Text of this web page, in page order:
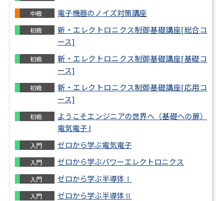
機械工学基礎
制御技術（油圧・
空圧・電気）
設計品質
システム
・高分子
中級 電子機器のノイズ対策講座
初級
新・エレクトロニクス制御基礎講座[総合コ
ース]
初級
新・エレクトロニクス制御基礎講座[基礎コ
ース]
初級
新・エレクトロニクス制御基礎講座[応用コ
ース]
初級
ようこそエンジニアの世界へ（基礎への扉）
電気電子 I
入門 ゼロから学ぶ電気電子
入門 ゼロから学ぶパワーエレクトロニクス
入門 ゼロから学ぶ半導体Ⅰ
入門 ゼロから学ぶ半導体Ⅱ